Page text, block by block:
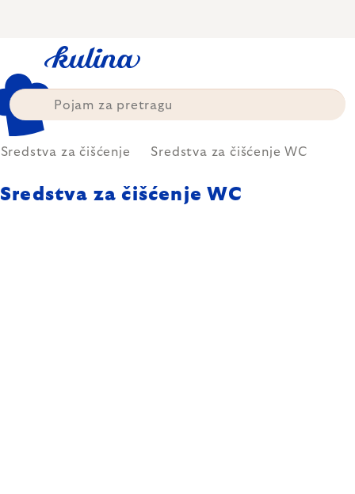
Sredstva za čišćenje Sredstva za čišćenje WC
Sredstva za čišćenje WC